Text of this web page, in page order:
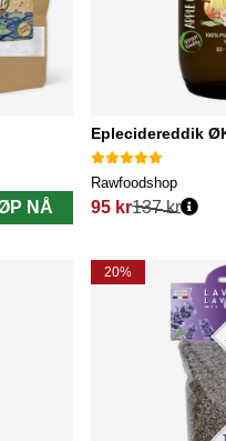
NÅ
Eplecidereddik
Rawfoodshop
95 kr
Vanlig pris:
137 kr
20%